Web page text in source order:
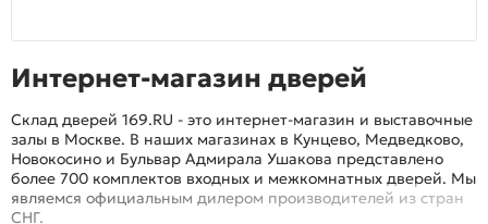
Интернет-магазин дверей
Склад дверей 169.RU - это интернет-магазин и выставочные
залы в Москве. В наших магазинах в Кунцево, Медведково,
Новокосино и Бульвар Адмирала Ушакова представлено
более 700 комплектов входных и межкомнатных дверей. Мы
являемся официальным дилером производителей из стран
СНГ.